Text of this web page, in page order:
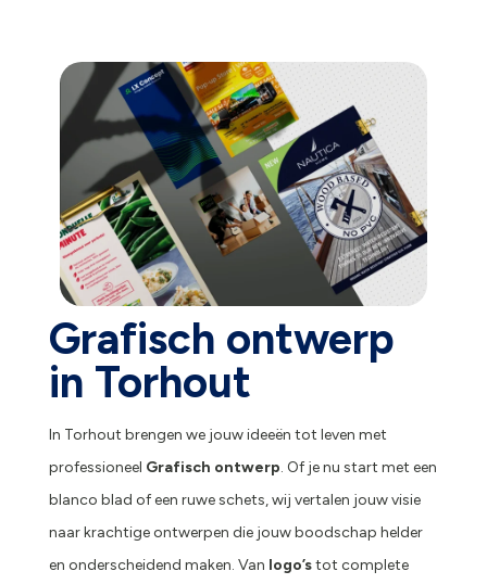
Grafisch ontwerp
in Torhout
In Torhout brengen we jouw ideeën tot leven met
professioneel Grafisch ontwerp. Of je nu start met een
blanco blad of een ruwe schets, wij vertalen jouw visie
naar krachtige ontwerpen die jouw boodschap helder
en onderscheidend maken. Van logo’stot complete